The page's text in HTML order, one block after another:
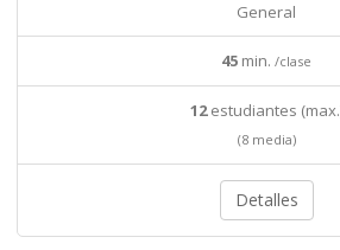
General
45 min. /clase
12estudiantes
(8 media)
Detalles